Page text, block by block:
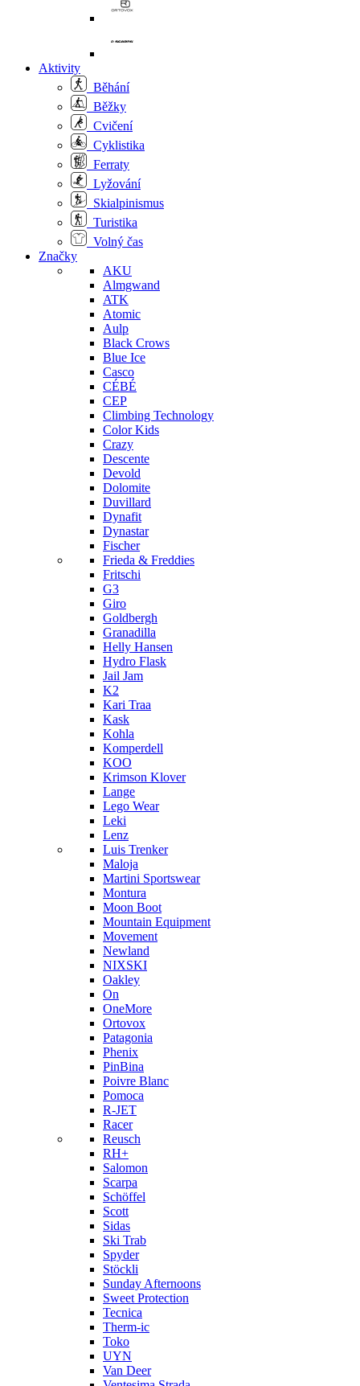
Aktivity
Běhání
Běžky
Cvičení
Cyklistika
Ferraty
Lyžování
Skialpinismus
Turistika
Volný čas
Značky
AKU
Almgwand
ATK
Atomic
Aulp
Black Crows
Blue Ice
Casco
CÉBÉ
CEP
Climbing Technology
Color Kids
Crazy
Descente
Devold
Dolomite
Duvillard
Dynafit
Dynastar
Fischer
Frieda & Freddies
Fritschi
G3
Giro
Goldbergh
Granadilla
Helly Hansen
Hydro Flask
Jail Jam
K2
Kari Traa
Kask
Kohla
Komperdell
KOO
Krimson Klover
Lange
Lego Wear
Leki
Lenz
Luis Trenker
Maloja
Martini Sportswear
Montura
Moon Boot
Mountain Equipment
Movement
Newland
NIXSKI
Oakley
On
OneMore
Ortovox
Patagonia
Phenix
PinBina
Poivre Blanc
Pomoca
R-JET
Racer
Reusch
RH+
Salomon
Scarpa
Schöffel
Scott
Sidas
Ski Trab
Spyder
Stöckli
Sunday Afternoons
Sweet Protection
Tecnica
Therm-ic
Toko
UYN
Van Deer